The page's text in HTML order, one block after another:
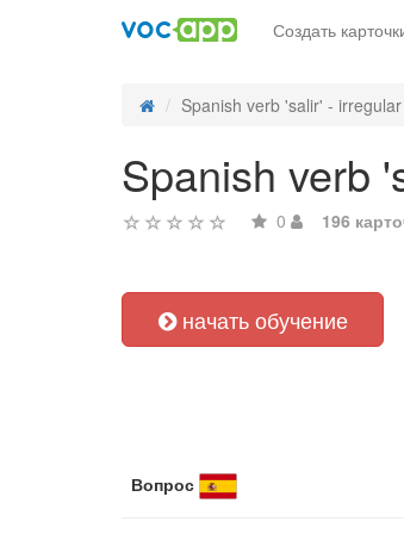
Создать
Spanish verb 'salir' -
Spanish verb
0 196
начать обучение
Вопрос